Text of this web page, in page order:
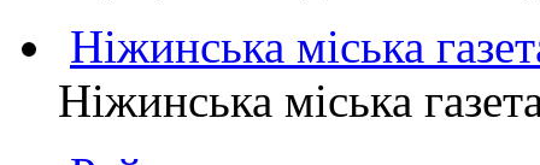
Ніжинська міська
Ніжинська міська